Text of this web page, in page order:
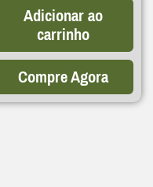
Adicionar ao
carrinho
Compre Agora